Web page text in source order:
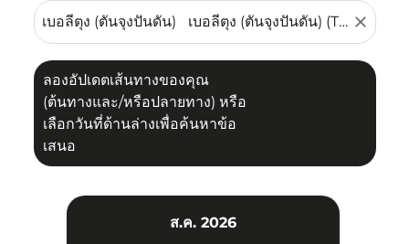
close
ลองอัปเดตเส้นทางของคุณ
(ต้นทางและ/หรือปลายทาง) หรือ
เลือกวันที่ด้านล่างเพื่อค้นหาข้อ
เสนอ
ส.ค. 2026